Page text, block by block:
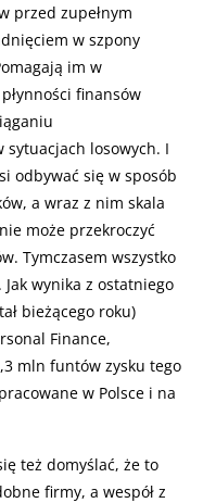
przed zupełnym
w szpony
im w
finansów
sytuacjach losowych. I
odbywać się w sposób
a wraz z nim skala
może przekroczyć
Tymczasem wszystko
wynika z ostatniego
bieżącego roku)
Finance,
mln funtów zysku tego
w Polsce i na
też domyślać, że to
firmy, a wespół z